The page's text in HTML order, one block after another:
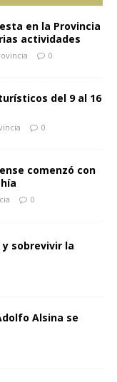
en la Provincia
actividades
0
del 9 al 16
0
comenzó con
0
y sobrevivir la
Alsina se